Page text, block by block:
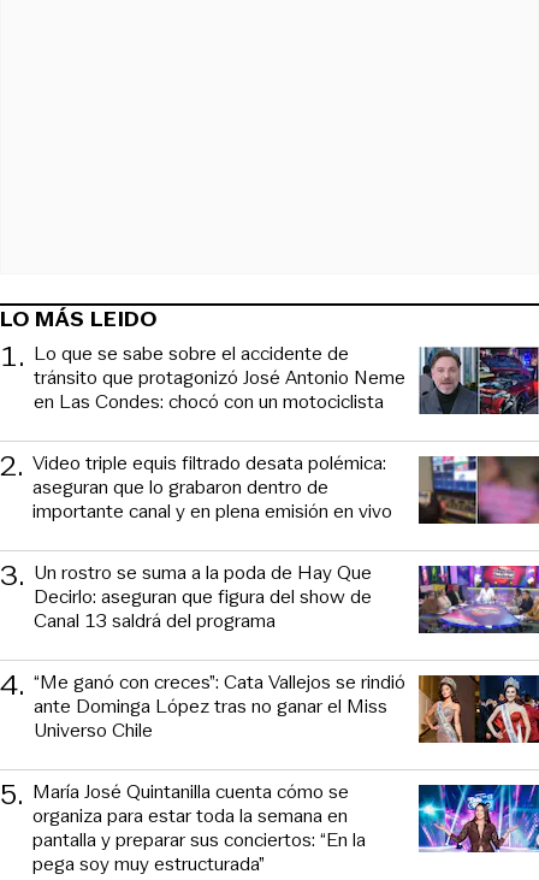
LO MÁS LEIDO
1. Lo que se sabe sobre el accidente de
tránsito que protagonizó José Antonio Neme
en Las Condes: chocó con un motociclista
2. Video triple equis filtrado desata polémica:
aseguran que lo grabaron dentro de
importante canal y en plena emisión en vivo
3. Un rostro se suma a la poda de Hay Que
Decirlo: aseguran que figura del show de
Canal 13 saldrá del programa
4. “Me ganó con creces”: Cata Vallejos se rindió
ante Dominga López tras no ganar el Miss
Universo Chile
5. María José Quintanilla cuenta cómo se
organiza para estar toda la semana en
pantalla y preparar sus conciertos: “En la
pega soy muy estructurada”